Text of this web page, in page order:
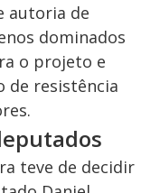
autoria de
dominados
o projeto e
de resistência
teve de decidir